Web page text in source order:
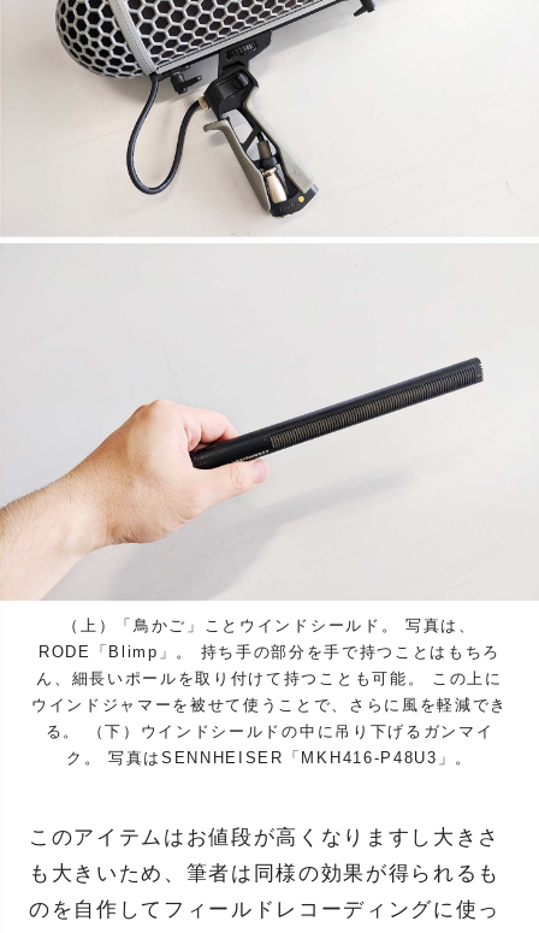
（上）「鳥かご」ことウインドシールド。 写真は、
RODE「Blimp」。 持ち手の部分を手で持つことはもちろ
ん、細長いポールを取り付けて持つことも可能。 この上に
ウインドジャマーを被せて使うことで、さらに風を軽減でき
る。 （下）ウインドシールドの中に吊り下げるガンマイ
ク。 写真はSENNHEISER「MKH416-P48U3」。
このアイテムはお値段が高くなりますし大きさ
も大きいため、筆者は同様の効果が得られるも
のを自作してフィールドレコーディングに使っ